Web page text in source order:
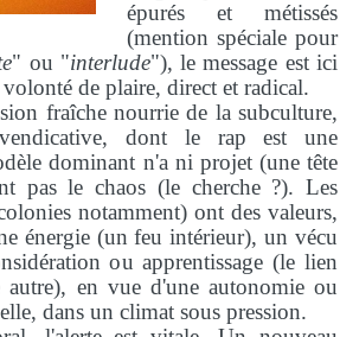
épurés et métissés
(mention spéciale pour
" ou "interlude"), le message est ici
de plaire, direct et radical.
fraîche nourrie de la subculture,
dont le rap est une
dominant n'a ni projet (une tête
pas le chaos (le cherche ?). Les
notamment) ont des valeurs,
énergie (un feu intérieur), un vécu
ou apprentissage (le lien
en vue d'une autonomie ou
dans un climat sous pression.